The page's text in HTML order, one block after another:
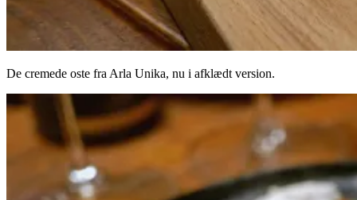
De cremede oste fra Arla Unika, nu i afklædt version.